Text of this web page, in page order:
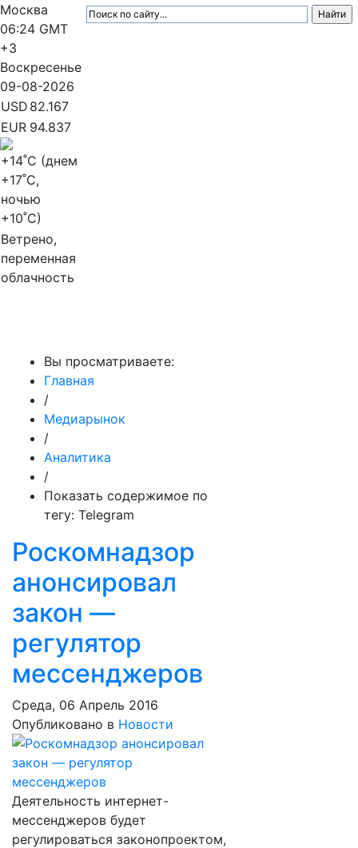
Москва
06:24 GMT
+3
Воскресенье
09-08-2026
USD 82.167
EUR 94.837
+14˚C (днем
+17˚C,
ночью
+10˚C)
Ветрено,
переменная
облачность
Вы просматриваете:
Главная
/
Медиарынок
/
Аналитика
/
Показать содержимое по
тегу: Telegram
Роскомнадзор
анонсировал
закон —
регулятор
мессенджеров
Среда, 06 Апрель 2016
Опубликовано в Новости
Деятельность интернет-
мессенджеров будет
регулироваться законопроектом,